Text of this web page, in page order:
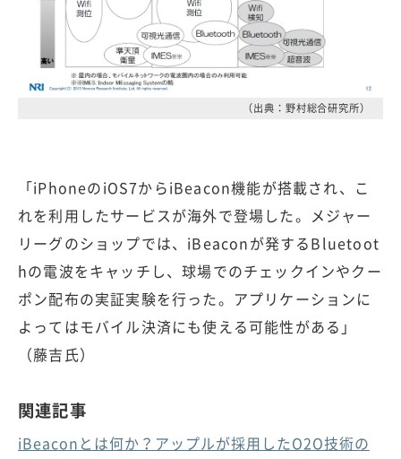
（出典：野村総合研究所）
「iPhoneのiOS7からiBeacon機能が搭載され、こ
れを利用したサービスが海外で登場した。メジャー
リーグのショップでは、iBeaconが発するBluetoot
hの電波をキャッチし、球場でのチェックインやクー
ポン配布の実証実験を行った。アプリケーションに
よってはモバイル決済にも使える可能性がある」
（藤吉氏）
関連記事
iBeaconとは何か？アップルが採用したO2O技術の